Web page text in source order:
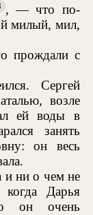
, — что по-
милый, мил,
прождали с
Сергей
возле
ей воды в
занять
он весь
и ни о чем не
Дарья
он очень